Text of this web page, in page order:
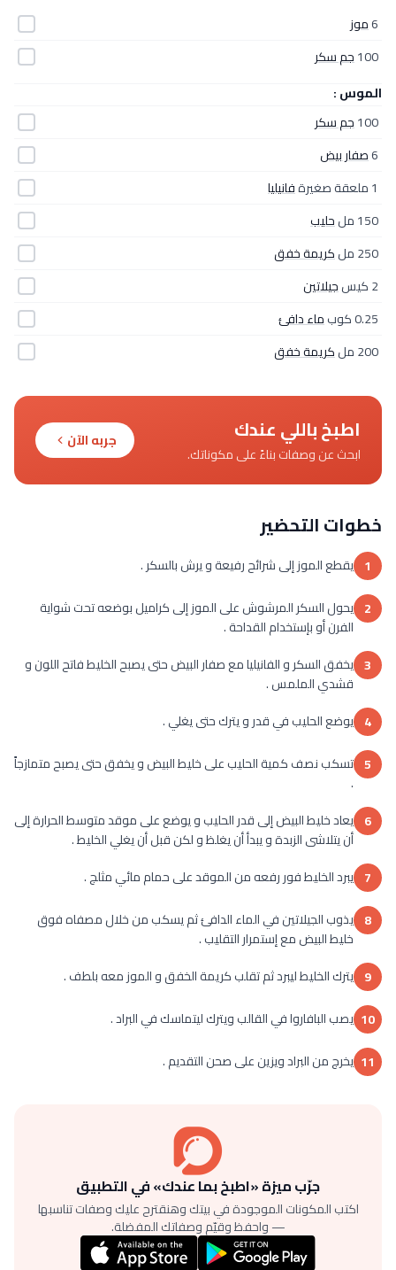
6موز
100جم سكر
الموس :
100جم سكر
6صفار بيض
1 ملعقة صغيرة
فانيليا
150 مل
حليب
250 مل
كريمة خفق
2 كيس
جيلاتين
0.25 كوب
ماء دافئ
200 مل
كريمة خفق
اطبخ باللي عندك
ابحث عن وصفات بناءً على مكوناتك.
جربه الآن
خطوات التحضير
1 يقطع الموز إلى شرائح رفيعة و يرش بالسكر .
2 يحول السكر المرشوش على الموز إلى كراميل بوضعه تحت شواية
الفرن أو بإستخدام القداحة .
3 يخفق السكر و الفانيليا مع صفار البيض حتى يصبح الخليط فاتح اللون و
قشدي الملمس .
4 يوضع الحليب في قدر و يترك حتى يغلي .
5 تسكب نصف كمية الحليب على خليط البيض و يخفق حتى يصبح متمازجاً
.
6 يعاد خليط البيض إلى قدر الحليب و يوضع على موقد متوسط الحرارة إلى
أن يتلاشى الزبدة و يبدأ أن يغلظ و لكن قبل أن يغلي الخليط .
7 يبرد الخليط فور رفعه من الموقد على حمام مائي مثلج .
8 يذوب الجيلاتين في الماء الدافئ ثم يسكب من خلال مصفاه فوق
خليط البيض مع إستمرار التقليب .
9 يترك الخليط ليبرد ثم تقلب كريمة الخفق و الموز معه بلطف .
10 يصب البافاروا في القالب ويترك ليتماسك في البراد .
11 يخرج من البراد ويزين على صحن التقديم .
جرّب ميزة «اطبخ بما عندك» في التطبيق
اكتب المكونات الموجودة في بيتك وهنقترح عليك وصفات تناسبها
— واحفظ وقيّم وصفاتك المفضلة.